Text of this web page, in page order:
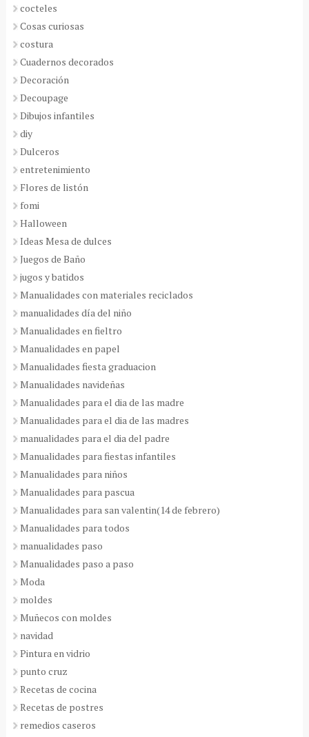
cocteles
Cosas curiosas
costura
Cuadernos decorados
Decoración
Decoupage
Dibujos infantiles
diy
Dulceros
entretenimiento
Flores de listón
fomi
Halloween
Ideas Mesa de dulces
Juegos de Baño
jugos y batidos
Manualidades con materiales reciclados
manualidades día del niño
Manualidades en fieltro
Manualidades en papel
Manualidades fiesta graduacion
Manualidades navideñas
Manualidades para el dia de las madre
Manualidades para el dia de las madres
manualidades para el dia del padre
Manualidades para fiestas infantiles
Manualidades para niños
Manualidades para pascua
Manualidades para san valentin(14 de febrero)
Manualidades para todos
manualidades paso
Manualidades paso a paso
Moda
moldes
Muñecos con moldes
navidad
Pintura en vidrio
punto cruz
Recetas de cocina
Recetas de postres
remedios caseros